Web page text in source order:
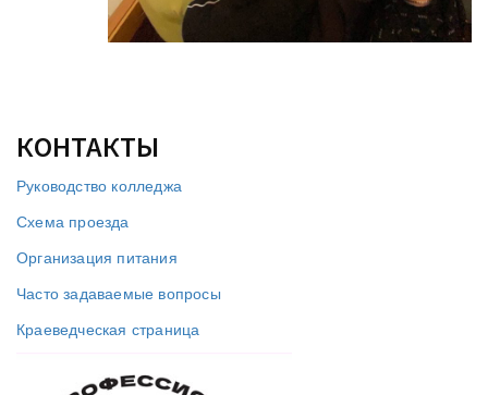
КОНТАКТЫ
Руководство колледжа
Схема проезда
Организация питания
Часто задаваемые вопросы
Краеведческая страница